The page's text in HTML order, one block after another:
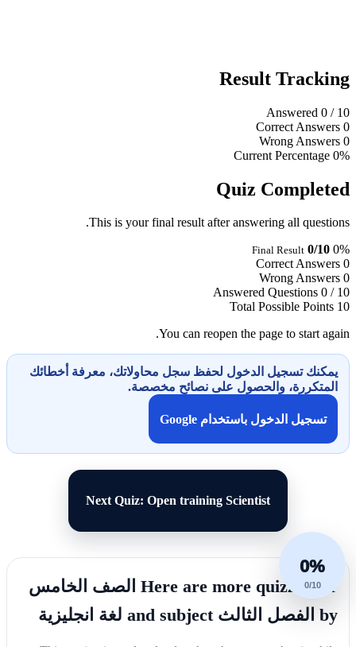
Result Tracking
Answered 0/ 10
Correct Answers 0
Wrong Answers 0
Current Percentage 0%
Quiz Completed
This is your final result after answering all questions.
Final Result 0/10 0%
Correct Answers 0
Wrong Answers 0
Answered Questions 0 / 10
Total Possible Points 10
You can reopen the page to start again.
يمكنك تسجيل الدخول لحفظ سجل محاولاتك، معرفة أخطائك
المتكررة، والحصول على نصائح مخصصة.
تسجيل الدخول باستخدام Google
Next Quiz: Open training Scientist
0%
0/10
Here are more quizzes for الصف الخامس
by الفصل الثالث and subject لغة انجليزية